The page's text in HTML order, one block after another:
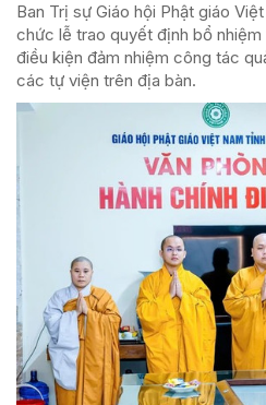
Ban Trị sự Giáo hội Phật giáo
chức lễ trao quyết định bổ
điều kiện đảm nhiệm công tác
các tự viện trên địa bàn.